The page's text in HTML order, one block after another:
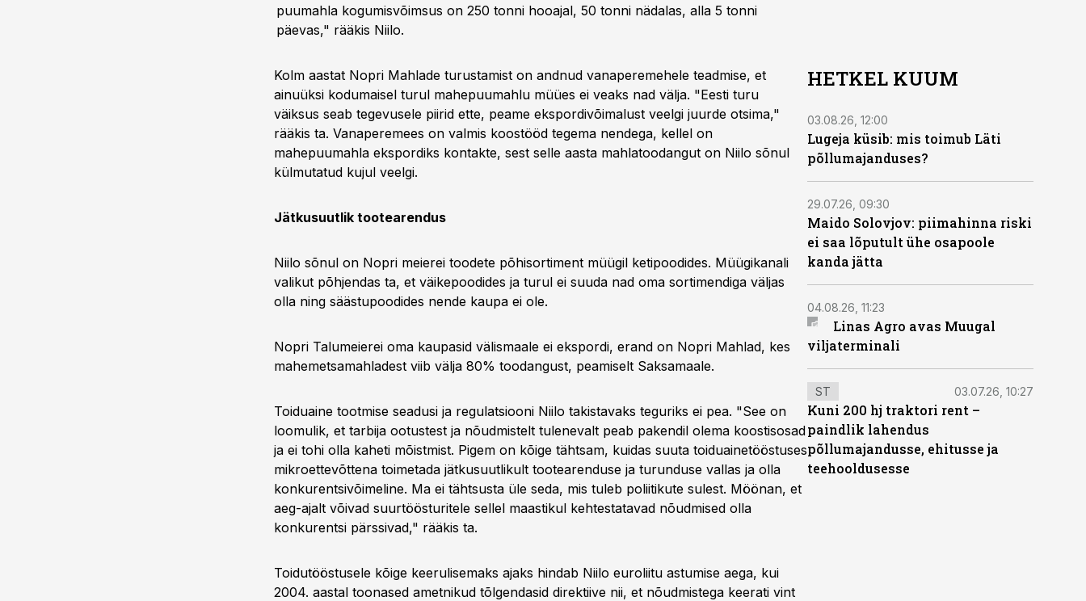
puumahla kogumisvõimsus on 250 tonni hooajal, 50 tonni nädalas, alla 5 tonni
päevas," rääkis Niilo.
Kolm aastat Nopri Mahlade turustamist on andnud vanaperemehele teadmise, et
ainuüksi kodumaisel turul mahepuumahlu müües ei veaks nad välja. "Eesti turu
väiksus seab tegevusele piirid ette, peame ekspordivõimalust veelgi juurde otsima,"
rääkis ta. Vanaperemees on valmis koostööd tegema nendega, kellel on
mahepuumahla ekspordiks kontakte, sest selle aasta mahlatoodangut on Niilo sõnul
külmutatud kujul veelgi.
Jätkusuutlik tootearendus
Niilo sõnul on Nopri meierei toodete põhisortiment müügil ketipoodides. Müügikanali
valikut põhjendas ta, et väikepoodides ja turul ei suuda nad oma sortimendiga väljas
olla ning säästupoodides nende kaupa ei ole.
Nopri Talumeierei oma kaupasid välismaale ei ekspordi, erand on Nopri Mahlad, kes
mahemetsamahladest viib välja 80% toodangust, peamiselt Saksamaale.
Toiduaine tootmise seadusi ja regulatsiooni Niilo takistavaks teguriks ei pea. "See on
loomulik, et tarbija ootustest ja nõudmistelt tulenevalt peab pakendil olema koostisosad
ja ei tohi olla kaheti mõistmist. Pigem on kõige tähtsam, kuidas suuta toiduainetööstuses
mikroettevõttena toimetada jätkusuutlikult tootearenduse ja turunduse vallas ja olla
konkurentsivõimeline. Ma ei tähtsusta üle seda, mis tuleb poliitikute sulest. Möönan, et
aeg-ajalt võivad suurtöösturitele sellel maastikul kehtestatavad nõudmised olla
konkurentsi pärssivad," rääkis ta.
Toidutööstusele kõige keerulisemaks ajaks hindab Niilo euroliitu astumise aega, kui
2004. aastal toonased ametnikud tõlgendasid direktiive nii, et nõudmistega keerati vint
HETKEL KUUM
03.08.26, 12:00
Lugeja küsib: mis toimub Läti
põllumajanduses?
29.07.26, 09:30
Maido Solovjov: piimahinna riski
ei saa lõputult ühe osapoole
kanda jätta
04.08.26, 11:23
Linas Agro avas Muugal
viljaterminali
ST 03.07.26, 10:27
Kuni 200 hj traktori rent –
paindlik lahendus
põllumajandusse, ehitusse ja
teehooldusesse